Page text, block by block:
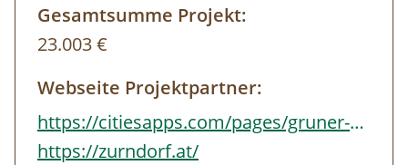
Gesamtsumme Projekt:
23.003 €
Webseite Projektpartner:
https://citiesapps.com/pages/gruner-daumen/posts
https://zurndorf.at/